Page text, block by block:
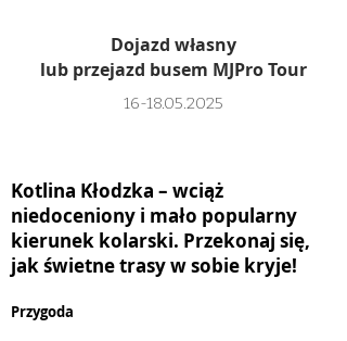
Dojazd własny
lub przejazd busem MJPro Tour
16-18.05.2025
Kotlina Kłodzka – wciąż
niedoceniony i mało popularny
kierunek kolarski. Przekonaj się,
jak świetne trasy w sobie kryje!
Przygoda